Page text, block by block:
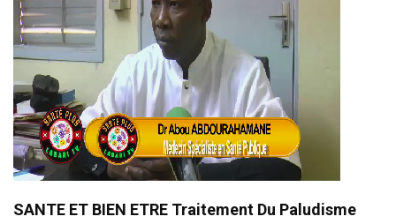
SANTE ET BIEN ETRE Traitement Du Paludisme